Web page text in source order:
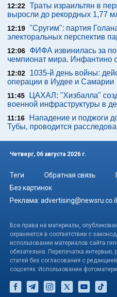
12:22 Траты израильтян в
выросли до рекордных 1,77
12:19 "Сругим": партия
электоральных перспектив
12:06
ФИФА извинилась за
чемпионат мира. Инфантино
12:02
1035-й день войны:
операции в Иудее и Самарии
11:45
ЦАХАЛ: "Хизбалла"
военной инфраструктуры в
11:16
Нападение и поджоги
Тубы, проводится
Четверг, 06 августа 2026 г.
Теги Обратная связь
Без картинок
Реклама: advertising@newsru.co.il
Все права на материалы,
охраняются в соответствии с
использовании материалов сайта
обязательна. Перепечатка
статей без согласования с
соцсетях. Использование